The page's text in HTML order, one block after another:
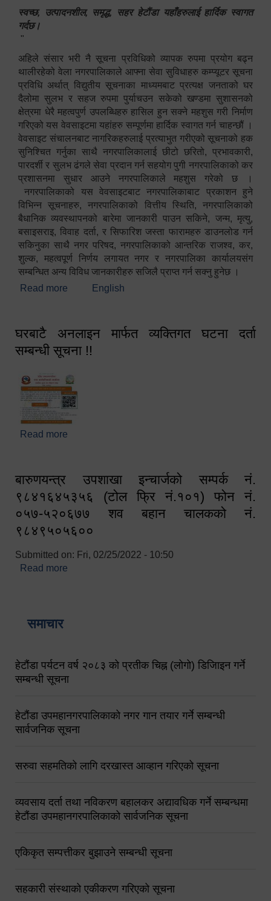
स्वच्छ, उत्पादनशील, समृद्ध, सहर हेटौंडा यहाँहरुलाई हार्दिक स्वागत
गर्दछ।
"
अहिले संसार भरी नै सूचना प्रविधिको व्यापक रुपमा प्रयोग बढ्न
थालीरहेको वेला नगरपालिकाले आफ्ना सेवा सुविधाहरु कम्प्यूटर सूचना
प्रविधि अर्थात् विद्युतीय सूचनाका माध्यमबाट प्रत्यक्ष जनताको घर
दैलोमा सुलभ र सहज रुपमा पुर्याचउन सकेको खण्डमा सुशासनको
क्षेत्रमा धेरै महत्वपुर्ण उपलब्धिहरु हासिल हुन सक्ने महशुस गरी निर्माण
गरिएको यस वेवसाइटमा यहांहरु सम्पूर्णमा हार्दिक स्वागत गर्न चाहन्छौं ।
वेवसाइट संचालनबाट नागरिकहरुलाई प्रत्याभुत गरीएको सूचनाको हक
सुनिश्चित गर्नुका साथै नगरपालिकालाई छीटो छरितो, प्रभावकारी,
पारदर्शी र सुलभ ढंगले सेवा प्रदान गर्न सहयोग पुगी नगरपालिकाको कर
प्रशासनमा सुधार आउने नगरपालिकाले महशुस गरेको छ ।
नगरपालिकाको यस वेवसाइटबाट नगरपालिकाबाट प्रकाशन हुने
विभिन्न सूचनाहरु, नगरपालिकाको वित्तीय स्थिति, नगरपालिकाको
बैधानिक व्यवस्थापनको बारेमा जानकारी पाउन सकिने, जन्म, मृत्यु,
बसाइसराइ, विवाह दर्ता, र सिफारिश जस्ता फारामहरु डाउनलोड गर्न
सकिनुका साथै नगर परिषद, नगरपालिकाको आन्तरिक राजश्व, कर,
शुल्क, महत्वपूर्ण निर्णय लगायत नगर र नगरपालिका कार्यालयसंग
सम्बन्धित अन्य विविध जानकारीहरु सजिलै प्राप्त गर्न सक्नु हुनेछ ।
Read more about स्वागतम!!!
English
घरबाटै अनलाइन मार्फत व्यक्तिगत घटना दर्ता
सम्बन्धी सूचना !!
Read more
बारुणयन्त्र उपशाखा इन्चार्जको सम्पर्क नं.
९८४१६४५३५६ (टोल फ्रि नं.१०१) फोन नं.
०५७-५२०६७७ शव बहान चालकको नं.
९८४९५०५६००
Submitted on: Fri, 02/25/2022 - 10:50
Read more
समाचार
हेटौंडा पर्यटन वर्ष २०८३ को प्रतीक चिह्न (लोगो) डिजिाइन गर्ने
सम्बन्धी सूचना
हेटौंडा उपमहानगरपालिकाको नगर गान तयार गर्ने सम्बन्धी
सार्वजनिक सूचना
सरुवा सहमतिको लागि दरखास्त आव्हान गरिएको सूचना
व्यवसाय दर्ता तथा नविकरण बहालकर अद्यावधिक गर्ने सम्बन्धमा
हेटौंडा उपमहानगरपालिकाको सार्वजनिक सूचना
एकिकृत सम्पत्तीकर बुझाउने सम्बन्धी सूचना
सहकारी संस्थाको एकीकरण गरिएको सूचना